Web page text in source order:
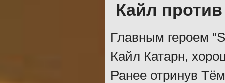
Кайл
Главным героем
Кайл Катарн,
Ранее отринув